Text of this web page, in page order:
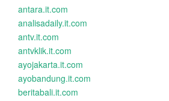
antara.it.com
analisadaily.it.com
antv.it.com
antvklik.it.com
ayojakarta.it.com
ayobandung.it.com
beritabali.it.com